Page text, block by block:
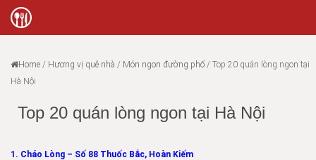
Home / Hương vị quê nhà / Món ngon đường phố / Top 20 quán lòng ngon tại
Hà Nội
Top 20 quán lòng ngon tại Hà Nội
1. Cháo Lòng – Số 88 Thuốc Bắc, Hoàn Kiếm